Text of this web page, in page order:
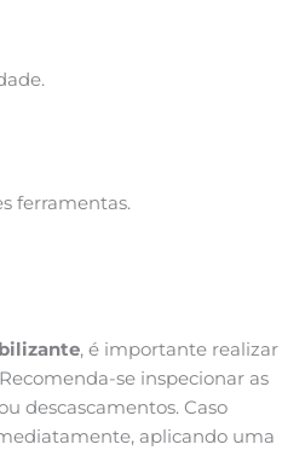
ferramentas.
, é importante realizar
se inspecionar as
descascamentos. Caso
aplicando uma